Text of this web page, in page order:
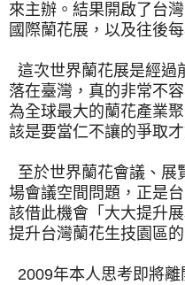
來主辦。結果開啟了台
國際蘭花展，以及往後
這次世界蘭花展是經過
落在臺灣，真的非常不
為全球最大的蘭花產業
該是要當仁不讓的爭取才
至於世界蘭花會議、展
場會議空間問題，正是
該借此機會「大大提升
提升台灣蘭花生技園區
2009年本人思考即將